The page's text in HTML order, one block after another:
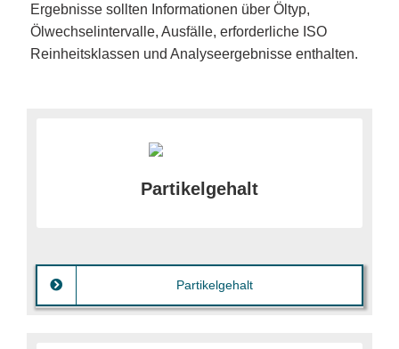
Ergebnisse sollten Informationen über Öltyp,
Ölwechselintervalle, Ausfälle, erforderliche ISO
Reinheitsklassen und Analyseergebnisse enthalten.
Partikelgehalt
Mikroskopische Partikelzählung
Partikelgehalt